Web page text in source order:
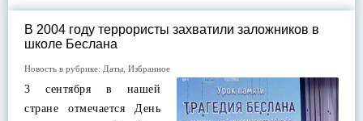
В 2004 году террористы захватили заложников в
школе Беслана
Новость в рубрике: Даты Избранное
3 сентября в нашей
стране отмечается День